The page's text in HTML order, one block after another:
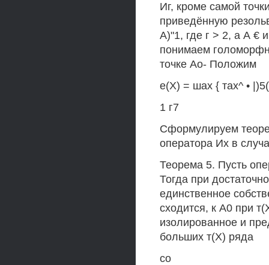
Иг, кроме самой
приведённую
А)"1, где г > 2, а А €
понимаем
точке Ао- Положим
е(Х) = шах { тах^ •
1 г7
Сформулируем
оператора Их в
Теорема 5. Пусть
Тогда при
единственное
сходится, к А0 при
изолированное и
больших т(Х) ряда
со